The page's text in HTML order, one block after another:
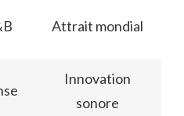
Attrait mondial
Innovation
sonore